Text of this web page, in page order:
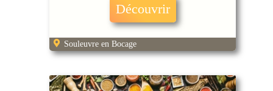
Découvrir
Souleuvre en Bocage